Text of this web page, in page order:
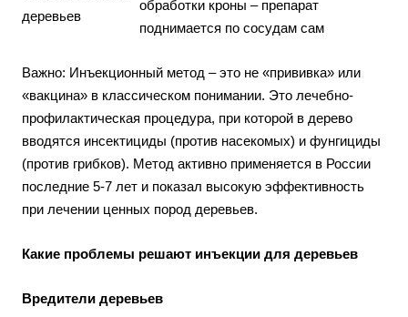
деревьев
обработки кроны – препарат
поднимается по сосудам сам
Важно: Инъекционный метод – это не «прививка» или
«вакцина» в классическом понимании. Это лечебно-
профилактическая процедура, при которой в дерево
вводятся инсектициды (против насекомых) и фунгициды
(против грибков). Метод активно применяется в России
последние 5-7 лет и показал высокую эффективность
при лечении ценных пород деревьев.
Какие проблемы решают инъекции для деревьев
Вредители деревьев